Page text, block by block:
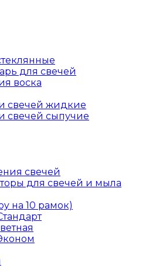
для свечей
воска
свечей жидкие
свечей сыпучие
свечей
для свечей и мыла
на 10 рамок)